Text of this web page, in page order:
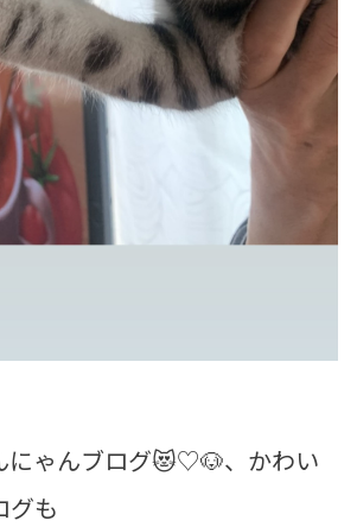
にゃんブログ😻♡🐶、かわい
グも